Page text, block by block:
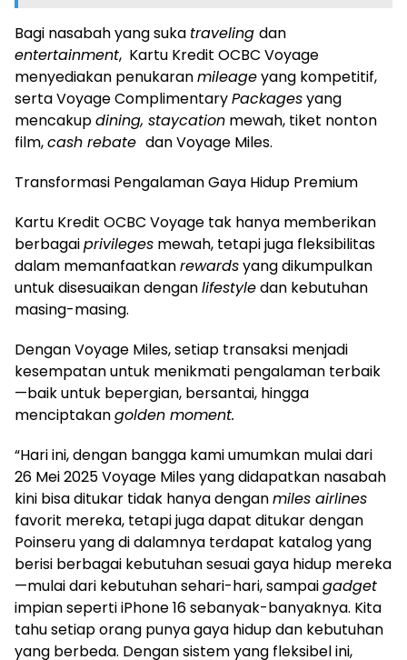
Bagi nasabah yang suka traveling dan
entertainment, Kartu Kredit OCBC Voyage
menyediakan penukaranmileageyang kompetitif,
serta Voyage ComplimentaryPackagesyang
mencakupdining, staycation mewah, tiket nonton
film,cash rebate dan Voyage Miles.
Transformasi Pengalaman Gaya Hidup Premium
Kartu Kredit OCBC Voyage tak hanya memberikan
berbagaiprivileges mewah, tetapi juga fleksibilitas
dalam memanfaatkanrewardsyang dikumpulkan
untuk disesuaikan denganlifestyledan kebutuhan
masing-masing.
Dengan Voyage Miles, setiap transaksi menjadi
kesempatan untuk menikmati pengalaman terbaik
—baik untuk bepergian, bersantai, hingga
menciptakangolden moment.
“Hari ini, dengan bangga kami umumkan mulai dari
26 Mei 2025 Voyage Miles yang didapatkan nasabah
kini bisa ditukar tidak hanya denganmiles airlines
favorit mereka, tetapi juga dapat ditukar dengan
Poinseru yang di dalamnya terdapat katalog yang
berisi berbagai kebutuhan sesuai gaya hidup mereka
—mulai dari kebutuhan sehari-hari, sampaigadget
impian seperti iPhone 16 sebanyak-banyaknya. Kita
tahu setiap orang punya gaya hidup dan kebutuhan
yang berbeda. Dengan sistem yang fleksibel ini,